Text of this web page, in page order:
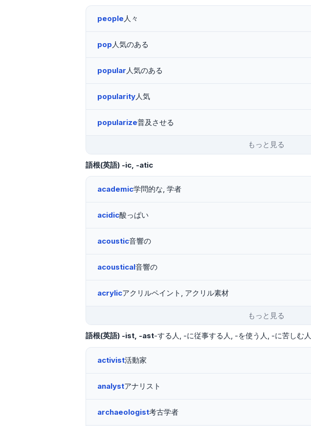
people 人々
pop 人気のある
popular 人気のある
popularity人気
popularize普及させる
もっと見る
語根(英語) -ic, -atic
academic学問的な, 学者
acidic酸っぱい
acoustic音響の
acoustical音響の
acrylicアクリルペイント, アクリル素材
もっと見る
語根(英語) -ist, -ast-する人 -に従事する人 -を使う人 -に苦しむ人
activist活動家
analystアナリスト
archaeologist考古学者